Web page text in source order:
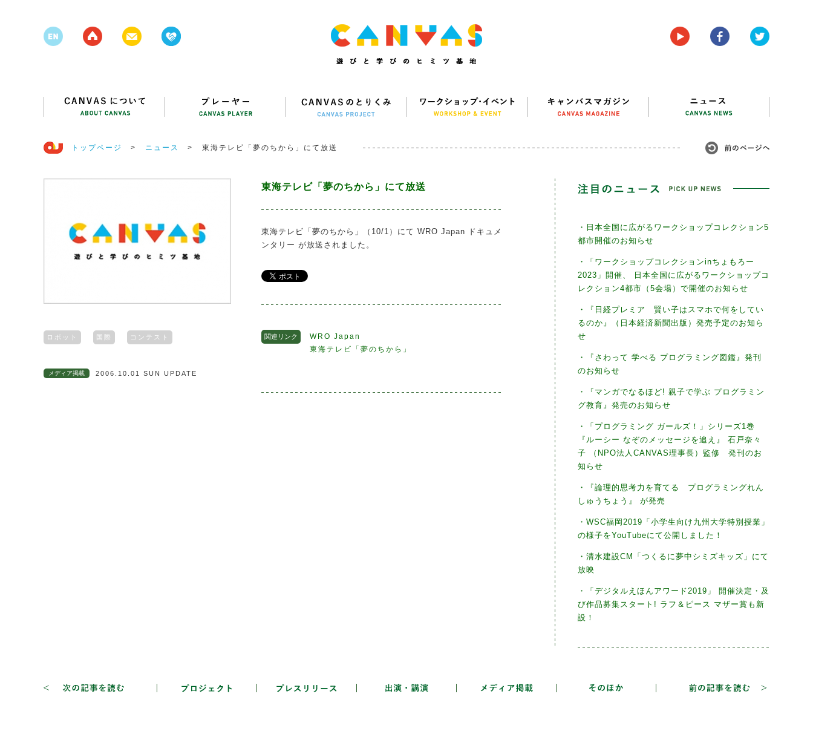
トップページ > ニュース > 東海テレビ「夢のちから」にて放送
ロボット 国際 コンテスト
メディア掲載 2006.10.01 SUN UPDATE
東海テレビ「夢のちから」にて放送
東海テレビ「夢のちから」（10/1）にて WRO Japan ドキュメ
ンタリー が放送されました。
関連リンク
WRO Japan
東海テレビ「夢のちから」
・日本全国に広がるワークショップコレクション5
都市開催のお知らせ
・「ワークショップコレクションinちょもろー
2023」開催、 日本全国に広がるワークショップコ
レクション4都市（5会場）で開催のお知らせ
・『日経プレミア 賢い子はスマホで何をしてい
るのか』（日本経済新聞出版）発売予定のお知ら
せ
・『さわって 学べる プログラミング図鑑』発刊
のお知らせ
・『マンガでなるほど! 親子で学ぶ プログラミン
グ教育』発売のお知らせ
・「プログラミング ガールズ！」シリーズ1巻
『ルーシー なぞのメッセージを追え』 石戸奈々
子 （NPO法人CANVAS理事長）監修 発刊のお
知らせ
・『論理的思考力を育てる プログラミングれん
しゅうちょう』 が発売
・WSC福岡2019「小学生向け九州大学特別授業」
の様子をYouTubeにて公開しました！
・清水建設CM「つくるに夢中シミズキッズ」にて
放映
・「デジタルえほんアワード2019」 開催決定・及
び作品募集スタート! ラフ＆ピース マザー賞も新
設！